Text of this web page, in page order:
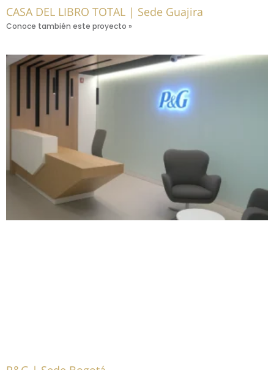
CASA DEL LIBRO TOTAL | Sede Guajira
Conoce también este proyecto »